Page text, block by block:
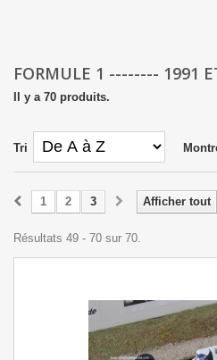
FORMULE 1 -------- 1991
Il y a 70 produits.
Tri
Afficher tout
1 2 3
Résultats 49 - 70 sur 70.